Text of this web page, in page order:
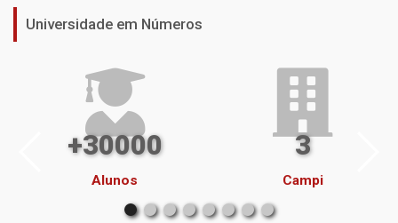
Universidade em Números
+30000
Alunos
3
Campi